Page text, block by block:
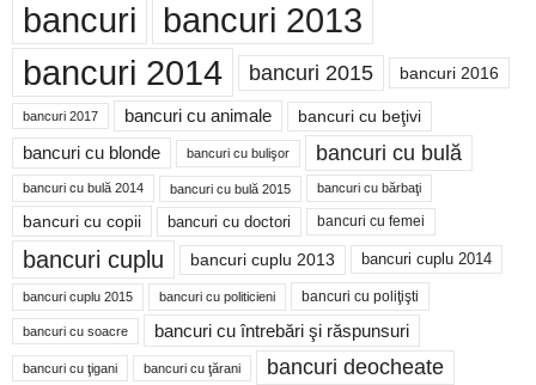
bancuri bancuri 2013
bancuri 2014 bancuri 2015 bancuri 2016
bancuri 2017 bancuri cu animale bancuri cu beţivi
bancuri cu blonde bancuri cu bulişor bancuri cu bulă
bancuri cu bulă 2014 bancuri cu bulă 2015 bancuri cu bărbaţi
bancuri cu copii bancuri cu doctori bancuri cu femei
bancuri cuplu bancuri cuplu 2013 bancuri cuplu 2014
bancuri cuplu 2015 bancuri cu politicieni bancuri cu poliţişti
bancuri cu soacre bancuri cu întrebări şi răspunsuri
bancuri cu ţigani bancuri cu ţărani bancuri deocheate